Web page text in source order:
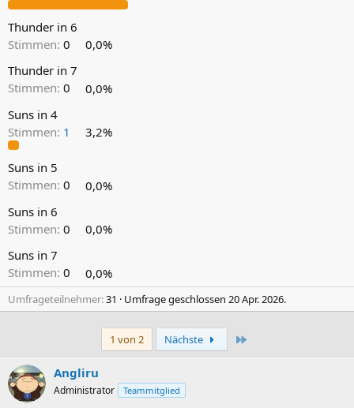
Thunder in 6
Stimmen: 0
0,0%
Thunder in 7
Stimmen: 0
0,0%
Suns in 4
Stimmen: 1 3,2%
Suns in 5
Stimmen: 0
0,0%
Suns in 6
Stimmen: 0
0,0%
Suns in 7
Stimmen: 0 0,0%
Umfrageteilnehmer 31 Umfrage geschlossen 20 Apr. 2026.
1 von 2 Nächste
Angliru
Administrator Teammitglied